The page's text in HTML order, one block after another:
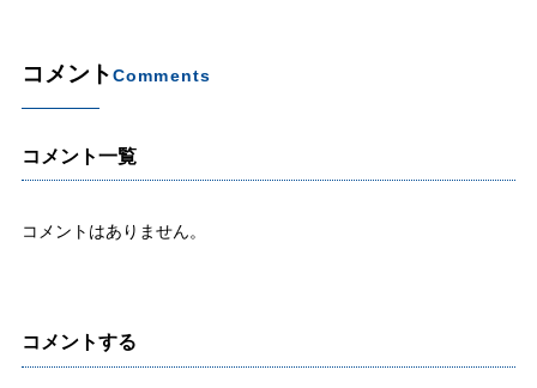
コメントComments
コメント一覧
コメントはありません。
コメントする